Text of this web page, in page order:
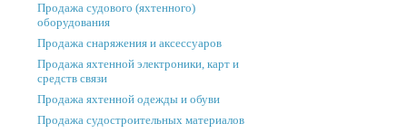
Продажа судового (яхтенного)
оборудования
Продажа снаряжения и аксессуаров
Продажа яхтенной электроники, карт и
средств связи
Продажа яхтенной одежды и обуви
Продажа судостроительных материалов